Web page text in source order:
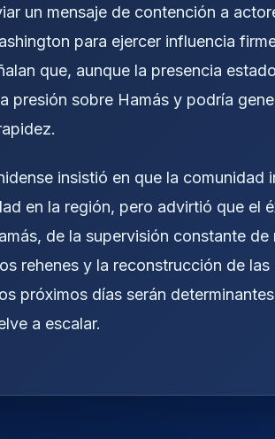
un mensaje de contención a
para ejercer influencia
que, aunque la presencia
presión sobre Hamás y podría
insistió en que la comunidad
en la región, pero advirtió que el
de la supervisión constante de
rehenes y la reconstrucción de
próximos días serán
a escalar.